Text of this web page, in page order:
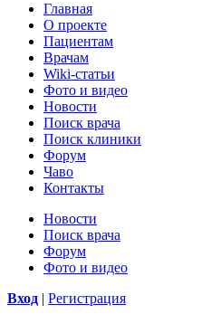
Главная
О проекте
Пациентам
Врачам
Wiki-статьи
Фото и видео
Новости
Поиск врача
Поиск клиники
Форум
Чаво
Контакты
Новости
Поиск врача
Форум
Фото и видео
Вход | Регистрация